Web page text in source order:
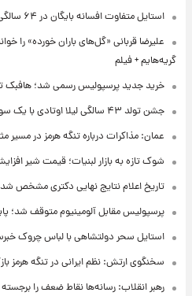
استایل متفاوت افسانه بایگان در ۶۴ سالگی + عکس
علیرضا قربانی «گل‌های باران خورده» را
گریه‌هایم + فیلم
خرید جدید پرسپولیس رسمی شد؛ هافبک
جشن تولد ۴۳ سالگی لیلا اوتادی با یک سورپرایز ویژه + فیلم
عمان: مذاکرات درباره تنگه هرمز در مسیر
شوک تازه به بازار لبنیات؛ قیمت شیر
تاریخ اعلام نتایج نهایی دکتری مشخص شد
پرسپولیس مقابل آلومینیوم متوقف شد؛
استایل سحر دولتشاهی با لباس چروک
سخنگوی ارتش: نظم ایرانی در تنگه هرمز
رهبر انقلاب: رسانه‌ها نقاط ضعف را برجسته